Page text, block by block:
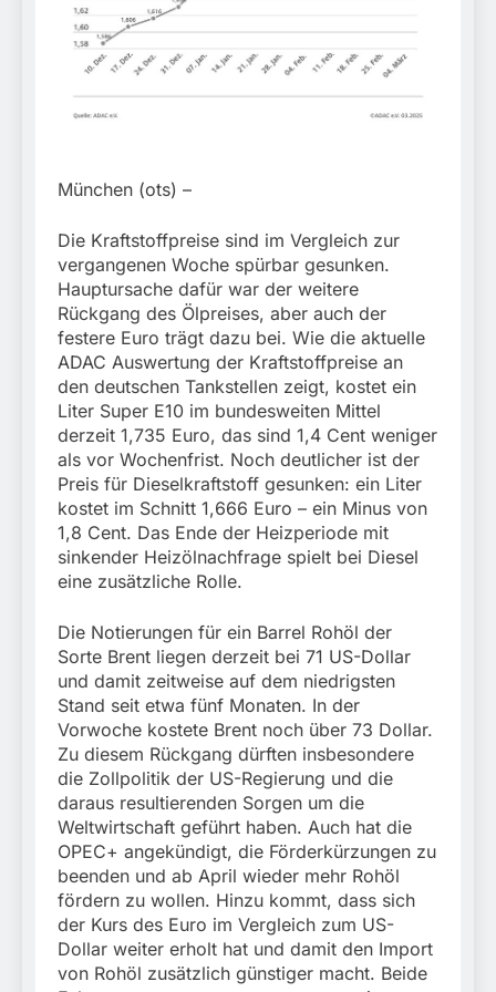
/ Bundespolizei ermittelt
5. August 2026
München (ots) –
Die Kraftstoffpreise sind im Vergleich zur
vergangenen Woche spürbar gesunken.
Hauptursache dafür war der weitere
Rückgang des Ölpreises, aber auch der
festere Euro trägt dazu bei. Wie die aktuelle
ADAC Auswertung der Kraftstoffpreise an
den deutschen Tankstellen zeigt, kostet ein
Liter Super E10 im bundesweiten Mittel
derzeit 1,735 Euro, das sind 1,4 Cent weniger
als vor Wochenfrist. Noch deutlicher ist der
Preis für Dieselkraftstoff gesunken: ein Liter
kostet im Schnitt 1,666 Euro – ein Minus von
1,8 Cent. Das Ende der Heizperiode mit
sinkender Heizölnachfrage spielt bei Diesel
eine zusätzliche Rolle.
Die Notierungen für ein Barrel Rohöl der
Sorte Brent liegen derzeit bei 71 US-Dollar
und damit zeitweise auf dem niedrigsten
Stand seit etwa fünf Monaten. In der
Vorwoche kostete Brent noch über 73 Dollar.
Zu diesem Rückgang dürften insbesondere
die Zollpolitik der US-Regierung und die
daraus resultierenden Sorgen um die
Weltwirtschaft geführt haben. Auch hat die
OPEC+ angekündigt, die Förderkürzungen zu
beenden und ab April wieder mehr Rohöl
fördern zu wollen. Hinzu kommt, dass sich
der Kurs des Euro im Vergleich zum US-
Dollar weiter erholt hat und damit den Import
von Rohöl zusätzlich günstiger macht. Beide